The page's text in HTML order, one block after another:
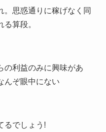
。思惑通りに稼げなく同
算段。
利益のみに興味があ
んぞ眼中にない
るでしょう!